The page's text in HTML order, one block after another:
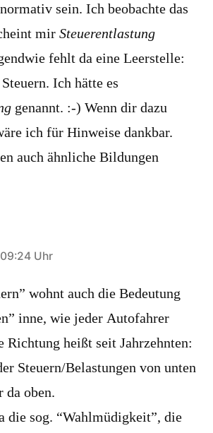
sein. Ich beobachte das
mir Steuerentlastung
fehlt da eine Leerstelle:
Ich hätte es
genannt. :-) Wenn dir dazu
ich für Hinweise dankbar.
auch ähnliche Bildungen
Uhr
wohnt auch die Bedeutung
inne, wie jeder Autofahrer
Richtung heißt seit Jahrzehnten:
Steuern/Belastungen von unten
da oben.
die sog. “Wahlmüdigkeit”, die